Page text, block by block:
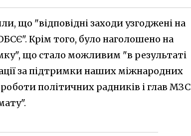
що "відповідні заходи узгоджені на
Крім того, було наголошено на
що стало можливим "в результаті
за підтримки наших міжнародних
політичних радників і глав МЗС